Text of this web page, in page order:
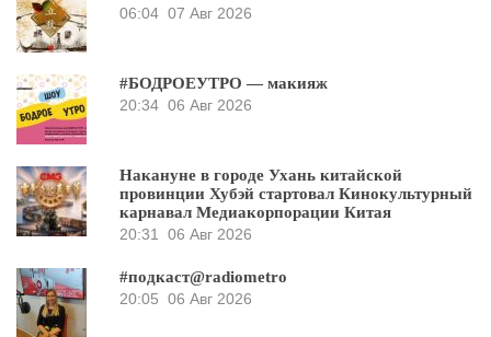
06:04 07 Авг 2026
#БОДРОЕУТРО — макияж
20:34 06 Авг 2026
Накануне в городе Ухань китайской
провинции Хубэй стартовал Кинокультурный
карнавал Медиакорпорации Китая
20:31
06 Авг 2026
#подкаст@radiometro
20:05 06 Авг 2026